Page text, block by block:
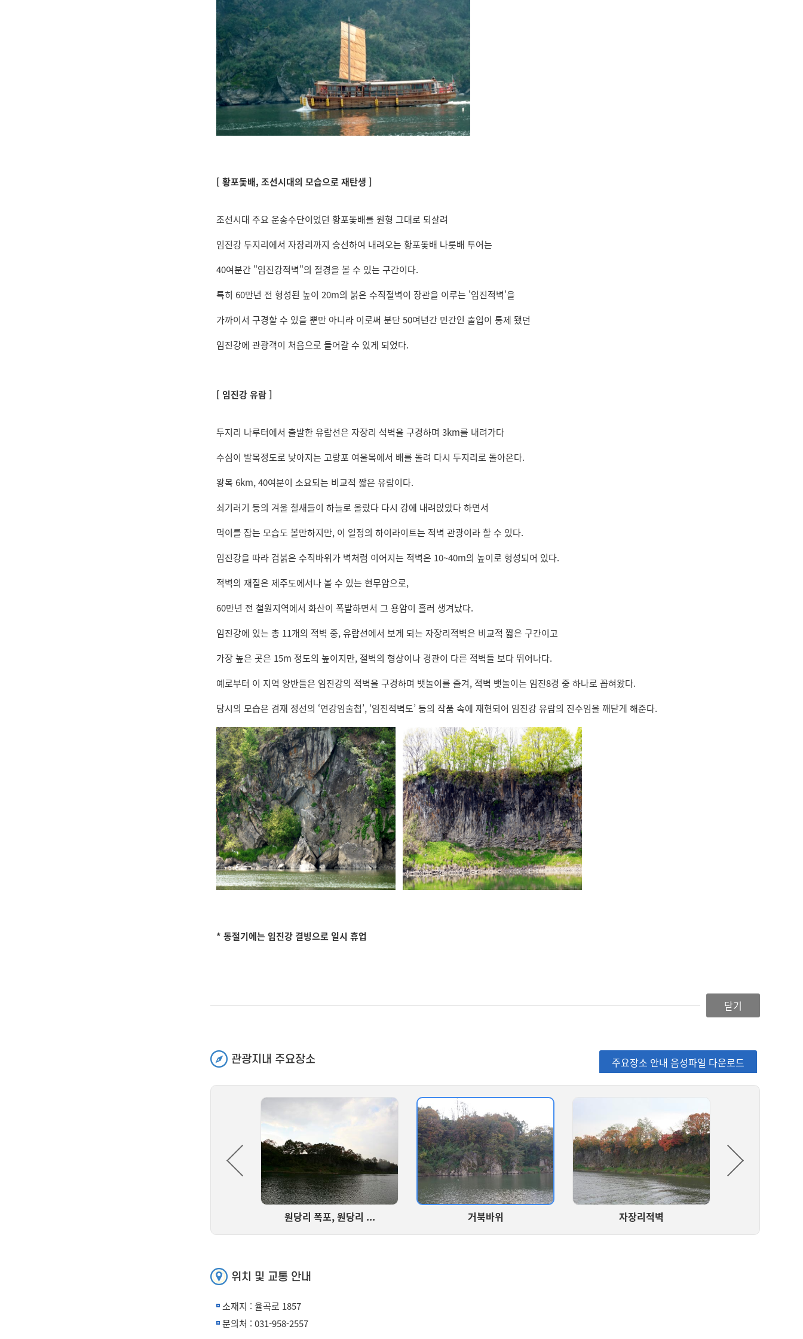
[ 황포돛배, 조선시대의 모습으로 재탄생 ]
조선시대 주요 운송수단이었던 황포돛배를 원형 그대로 되살려
임진강 두지리에서 자장리까지 승선하여 내려오는 황포돛배 나룻배 투어는
40여분간 "임진강적벽"의 절경을 볼 수 있는 구간이다.
특히 60만년 전 형성된 높이 20m의 붉은 수직절벽이 장관을 이루는 '임진적벽'을
가까이서 구경할 수 있을 뿐만 아니라 이로써 분단 50여년간 민간인 출입이 통제 됐던
임진강에 관광객이 처음으로 들어갈 수 있게 되었다.
[ 임진강 유람 ]
두지리 나루터에서 출발한 유람선은 자장리 석벽을 구경하며 3km를 내려가다
수심이 발목정도로 낮아지는 고랑포 여울목에서 배를 돌려 다시 두지리로 돌아온다.
왕복 6km, 40여분이 소요되는 비교적 짧은 유람이다.
쇠기러기 등의 겨울 철새들이 하늘로 올랐다 다시 강에 내려앉았다 하면서
먹이를 잡는 모습도 볼만하지만, 이 일정의 하이라이트는 적벽 관광이라 할 수 있다.
임진강을 따라 검붉은 수직바위가 벽처럼 이어지는 적벽은 10~40m의 높이로 형성되어 있다.
적벽의 재질은 제주도에서나 볼 수 있는 현무암으로,
60만년 전 철원지역에서 화산이 폭발하면서 그 용암이 흘러 생겨났다.
임진강에 있는 총 11개의 적벽 중, 유람선에서 보게 되는 자장리적벽은 비교적 짧은 구간이고
가장 높은 곳은 15m 정도의 높이지만, 절벽의 형상이나 경관이 다른 적벽들 보다 뛰어나다.
예로부터 이 지역 양반들은 임진강의 적벽을 구경하며 뱃놀이를 즐겨, 적벽 뱃놀이는 임진8경 중 하나로 꼽혀왔다.
당시의 모습은 겸재 정선의 ‘연강임술첩’, ‘임진적벽도’ 등의 작품 속에 재현되어 임진강 유람의 진수임을 깨닫게 해준다.
* 동절기에는 임진강 결빙으로 일시 휴업
닫기
관광지내 주요장소 주요장소 안내 음성파일 다운로드
원당리 폭포, 원당리 ... 거북바위 자장리적벽
위치 및 교통 안내
소재지 : 율곡로 1857
문의처 : 031-958-2557